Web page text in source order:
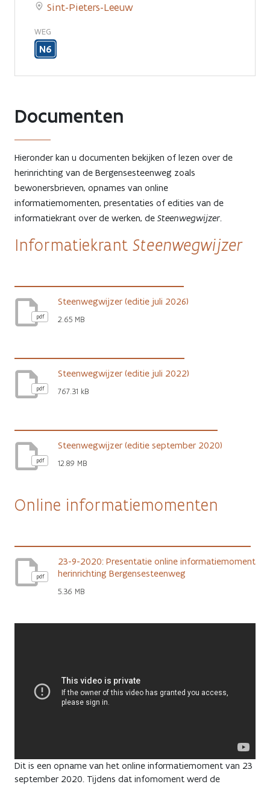
Sint-Pieters-Leeuw
WEG
N6
Documenten
Hieronder kan u documenten bekijken of lezen over de
herinrichting van de Bergensesteenweg zoals
bewonersbrieven, opnames van online
informatiemomenten, presentaties of edities van de
informatiekrant over de werken, de Steenwegwijzer.
Informatiekrant Steenwegwijzer
pdf
Steenwegwijzer (editie juli 2026)
2.65 MB
pdf
Steenwegwijzer (editie juli 2022)
767.31 kB
pdf
Steenwegwijzer (editie september 2020)
12.89 MB
Online informatiemomenten
pdf
23-9-2020: Presentatie online informatiemoment
herinrichting Bergensesteenweg
5.36 MB
Dit is een opname van het online informatiemoment van 23
september 2020. Tijdens dat infomoment werd de